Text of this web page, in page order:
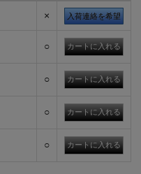
× 入荷連絡を希望
○
○
○
○